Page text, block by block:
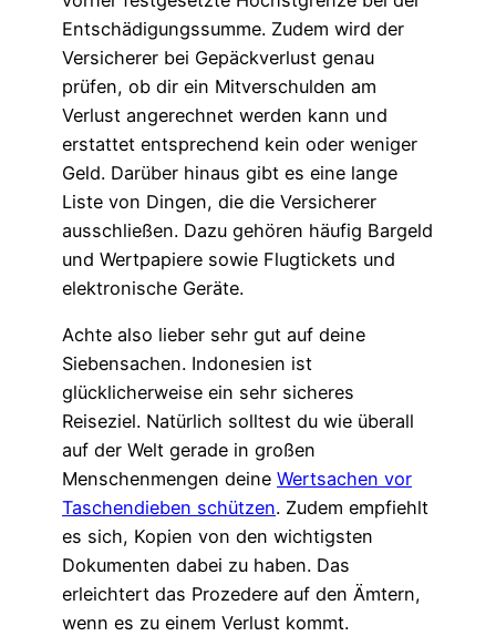
Entschädigungssumme. Zudem wird der
Versicherer bei Gepäckverlust genau
prüfen, ob dir ein Mitverschulden am
Verlust angerechnet werden kann und
erstattet entsprechend kein oder weniger
Geld. Darüber hinaus gibt es eine lange
Liste von Dingen, die die Versicherer
ausschließen. Dazu gehören häufig Bargeld
und Wertpapiere sowie Flugtickets und
elektronische Geräte.
Achte also lieber sehr gut auf deine
Siebensachen. Indonesien ist
glücklicherweise ein sehr sicheres
Reiseziel. Natürlich solltest du wie überall
auf der Welt gerade in großen
Menschenmengen deine Wertsachen vor
Taschendieben schützen. Zudem empfiehlt
es sich, Kopien von den wichtigsten
Dokumenten dabei zu haben. Das
erleichtert das Prozedere auf den Ämtern,
wenn es zu einem Verlust kommt.